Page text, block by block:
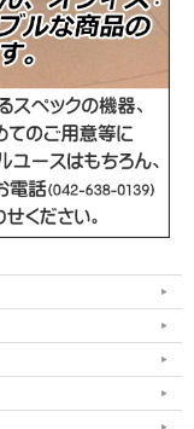
ます。
ニューでご指示ください。